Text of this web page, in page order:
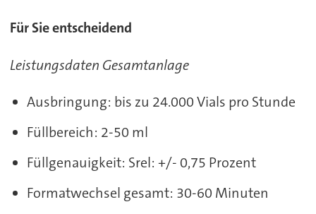
Für Sie entscheidend
Leistungsdaten Gesamtanlage
Ausbringung: bis zu 24.000 Vials pro Stunde
Füllbereich: 2-50 ml
Füllgenauigkeit: Srel: +/- 0,75 Prozent
Formatwechsel gesamt: 30-60 Minuten